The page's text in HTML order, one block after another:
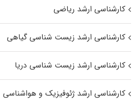
کارشناسی ارشد ریاضی
کارشناسی ارشد زیست‌ شناسی گیاهی
کارشناسی ارشد زیست‌ شناسی دریا
کارشناسی ارشد ژئوفیزیک و هواشناسی